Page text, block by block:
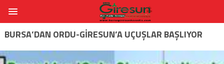
BURSA’DAN ORDU-GIRESUN’A UÇUŞLAR BAŞLIYOR